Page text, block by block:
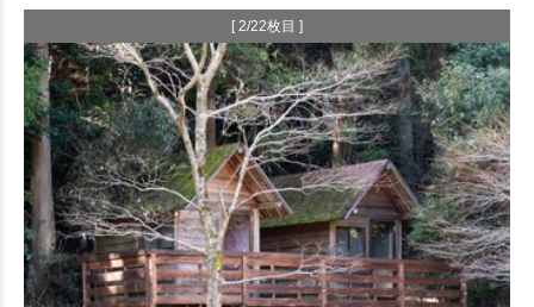
[ 2/22枚目 ]